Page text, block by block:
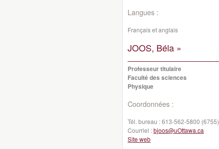
Langues :
Français et anglais
JOOS, Béla »
Professeur titulaire
Faculté des sciences
Physique
Coordonnées :
Tél. bureau :613-562-5800 (6755)
Courriel :bjoos@uOttawa.ca
Site web